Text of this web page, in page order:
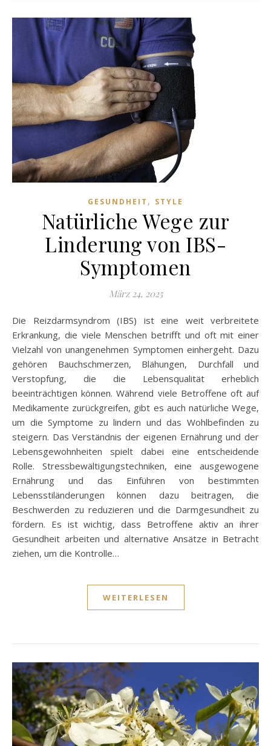
GESUNDHEIT , STYLE
Natürliche Wege zur
Linderung von IBS-
Symptomen
März 24, 2025
Die Reizdarmsyndrom (IBS) ist eine weit verbreitete
Erkrankung, die viele Menschen betrifft und oft mit einer
Vielzahl von unangenehmen Symptomen einhergeht. Dazu
gehören Bauchschmerzen, Blähungen, Durchfall und
Verstopfung, die die Lebensqualität erheblich
beeinträchtigen können. Während viele Betroffene oft auf
Medikamente zurückgreifen, gibt es auch natürliche Wege,
um die Symptome zu lindern und das Wohlbefinden zu
steigern. Das Verständnis der eigenen Ernährung und der
Lebensgewohnheiten spielt dabei eine entscheidende
Rolle. Stressbewältigungstechniken, eine ausgewogene
Ernährung und das Einführen von bestimmten
Lebensstiländerungen können dazu beitragen, die
Beschwerden zu reduzieren und die Darmgesundheit zu
fördern. Es ist wichtig, dass Betroffene aktiv an ihrer
Gesundheit arbeiten und alternative Ansätze in Betracht
ziehen, um die Kontrolle…
WEITERLESEN